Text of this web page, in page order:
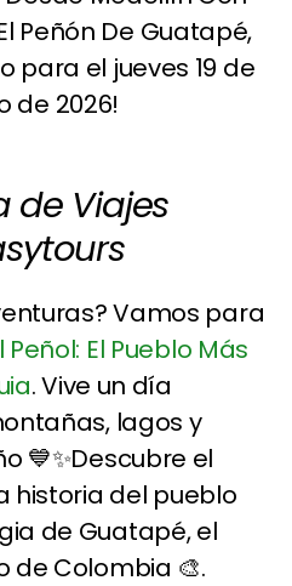
de Viajes
Vamos para
El Pueblo Más
. Vive un día
lagos y
💙✨Descubre el
historia del pueblo
de Guatapé, el
de Colombia 🎨.